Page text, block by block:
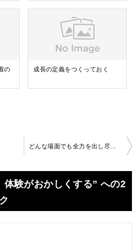
の
成長の定義をつくっておく
体験がおかしくする” への2